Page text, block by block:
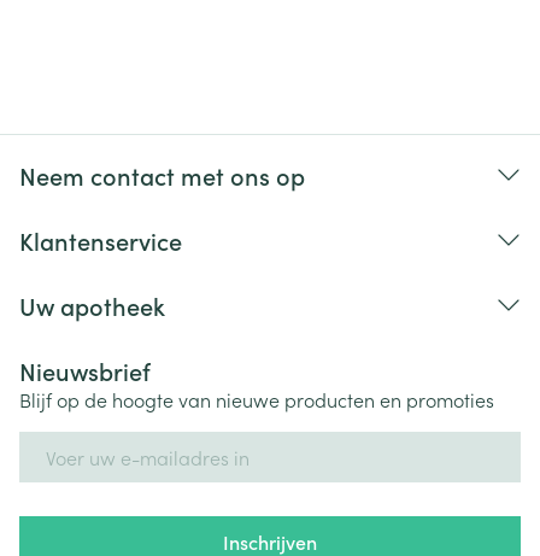
Neem contact met ons op
Klantenservice
Uw apotheek
Nieuwsbrief
Blijf op de hoogte van nieuwe producten en promoties
Inschrijven